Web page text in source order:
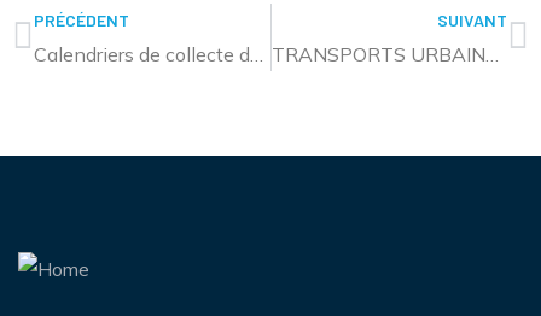
PRÉCÉDENT
Calendriers de collecte des déchets et de distribution des sacs multiflux
SUIVANT
TRANSPORTS URBAINS – SERVICES DES DIMANCHES AVANT NOËL